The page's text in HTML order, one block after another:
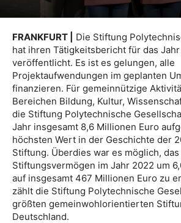
FRANKFURT |
Die Stiftung
hat ihren Tätigkeitsbericht für das
veröffentlicht. Es ist es gelungen, alle
Projektaufwendungen im geplanten
finanzieren. Für gemeinnützige
Bereichen Bildung, Kultur,
die Stiftung Polytechnische
Jahr insgesamt 8,6 Millionen Euro
höchsten Wert in der Geschichte der
Stiftung. Überdies war es möglich, das
Stiftungsvermögen im Jahr 2022 um
auf insgesamt 467 Millionen Euro zu
zählt die Stiftung Polytechnische
größten gemeinwohlorientierten
Deutschland.